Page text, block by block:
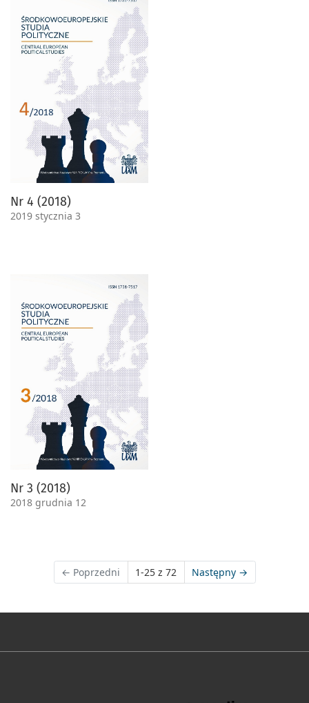
Nr 4 (2018)
2019 stycznia 3
Nr 3 (2018)
2018 grudnia 12
← Poprzedni 1-25 z 72 Następny →